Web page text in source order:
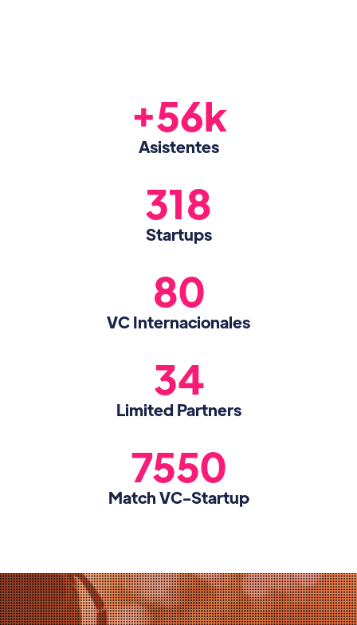
+56k
Asistentes
318
Startups
80
VC Internacionales
34
Limited Partners
7550
Match VC-Startup